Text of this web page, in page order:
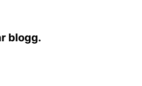
blogg.